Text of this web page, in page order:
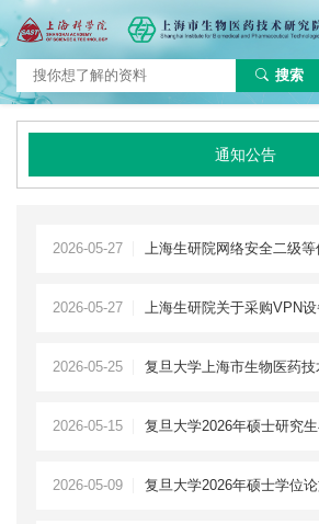
搜索
通知公告
2026-05-27
2026-05-27
2026-05-25
2026-05-15 复旦大学2026年硕士研究
2026-05-09 复旦大学2026年硕士学位